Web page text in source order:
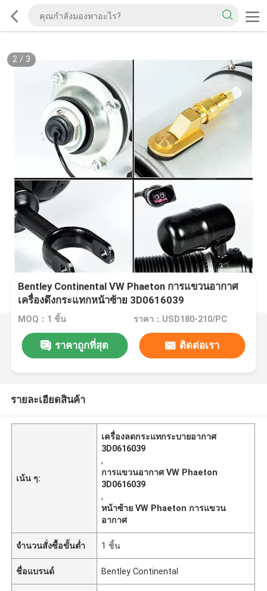
2/ 3
Bentley Continental VW Phaeton การแขวนอากาศ
เครื่องดึงกระแทกหน้าซ้าย 3D0616039
MOQ：1 ชิ้น ราคา：USD180-210/PC
ราคาถูกที่สุด ติดต่อเรา
รายละเอียดสินค้า
เน้น ๆ:
เครื่องลดกระแทกระบายอากาศ
3D0616039
,
การแขวนอากาศ VW Phaeton
3D0616039
,
หน้าซ้าย VW Phaeton การแขวน
อากาศ
จำนวนสั่งซื้อขั้นต่ำ 1 ชิ้น
ชื่อแบรนด์ Bentley Continental